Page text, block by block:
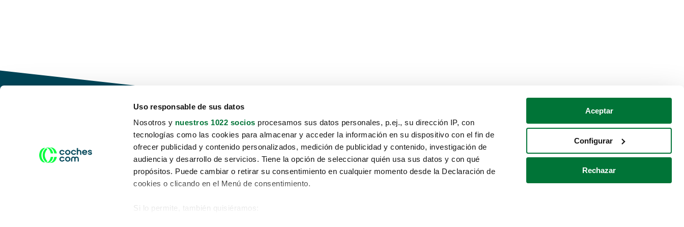
Uso responsable de sus datos
Nosotros y nuestros 1022 socios procesamos sus datos personales, p.ej., su dirección IP, con
tecnologías como las cookies para almacenar y acceder la información en su dispositivo con el fin de
ofrecer publicidad y contenido personalizados, medición de publicidad y contenido, investigación de
audiencia y desarrollo de servicios. Tiene la opción de seleccionar quién usa sus datos y con qué
propósitos. Puede cambiar o retirar su consentimiento en cualquier momento desde la Declaración de
cookies o clicando en el Menú de consentimiento.
Si lo permite, también quisiéramos:
Aceptar
Configurar
Rechazar
Conduce tu futuro,
desata tu movilidad